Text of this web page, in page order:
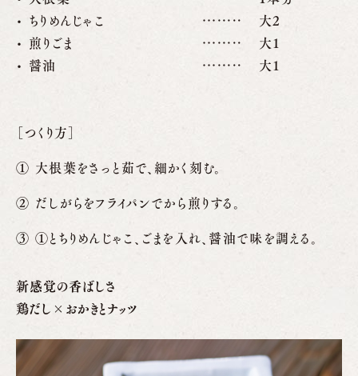
ちりめんじゃこ
大2
煎りごま
大1
醤油
大1
［つくり方］
大根葉をさっと茹で、細かく刻む。
だしがらをフライパンでから煎りする。
①とちりめんじゃこ、ごまを入れ、醤油で味を調える。
新感覚の香ばしさ
鶏だし×おかきとナッツ